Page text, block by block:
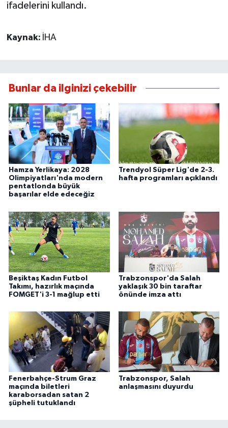
ifadelerini kullandı.
Kaynak: İHA
Bunlar da ilginizi çekebilir
Hamza Yerlikaya: 2028
Olimpiyatları'nda modern
pentatlonda büyük
başarılar elde edeceğiz
Trendyol Süper Lig'de 2-3.
hafta programları açıklandı
Beşiktaş Kadın Futbol
Takımı, hazırlık maçında
FOMGET'i 3-1 mağlup etti
Trabzonspor'da Salah
yaklaşık 30 bin taraftar
önünde imza attı
Fenerbahçe-Strum Graz
maçında biletleri
karaborsadan satan 2
şüpheli tutuklandı
Trabzonspor, Salah
anlaşmasını duyurdu